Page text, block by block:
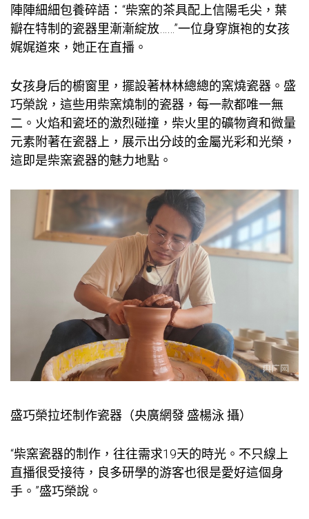
陣陣細細包養碎語：“柴窯的茶具配上信陽毛尖，葉
瓣在特制的瓷器里漸漸綻放……”一位身穿旗袍的女孩
娓娓道來，她正在直播。
女孩身后的櫥窗里，擺設著林林總總的窯燒瓷器。盛
巧榮說，這些用柴窯燒制的瓷器，每一款都唯一無
二。火焰和瓷坯的激烈碰撞，柴火里的礦物資和微量
元素附著在瓷器上，展示出分歧的金屬光彩和光榮，
這即是柴窯瓷器的魅力地點。
盛巧榮拉坯制作瓷器（央廣網發 盛楊泳 攝）
“柴窯瓷器的制作，往往需求19天的時光。不只線上
直播很受接待，良多研學的游客也很是愛好這個身
手。”盛巧榮說。